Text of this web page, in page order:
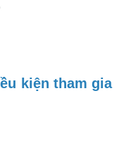
kiện tham gia